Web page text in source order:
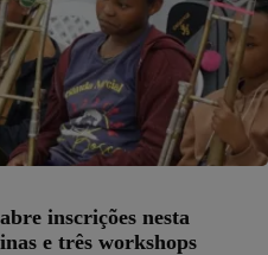
inscrições nesta
e três workshops